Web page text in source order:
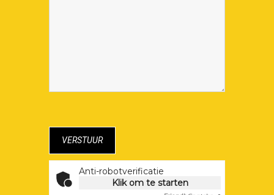
Anti-robotverificatie
Klik om te starten